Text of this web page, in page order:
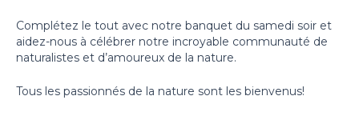
Complétez le tout avec notre banquet du samedi soir et
aidez-nous à célébrer notre incroyable communauté de
naturalistes et d’amoureux de la nature.
Tous les passionnés de la nature sont les bienvenus!